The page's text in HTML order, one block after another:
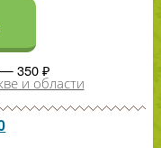
350 ₽
и области